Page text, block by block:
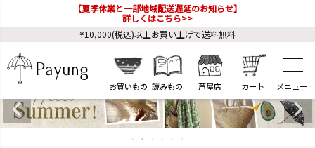
【夏季休業と一部地域配送遅延のお知らせ】
詳しくはこちら>>
¥10,000(税込)以上お買い上げで送料無料
お買いもの 読みもの 芦屋店 カート